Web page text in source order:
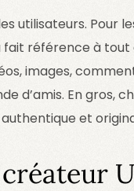
utilisateurs. Pour
référence à
images,
d’amis. En gros,
et